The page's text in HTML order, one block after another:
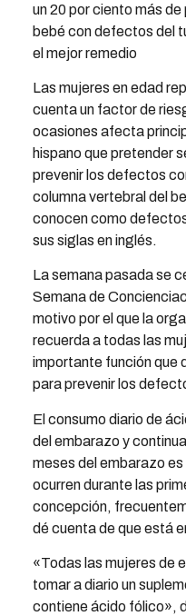
un 20 por ciento más
bebé con defectos del
el mejor remedio
Las mujeres en edad
cuenta un factor de
ocasiones afecta
hispano que pretender
prevenir los defectos
columna vertebral del
conocen como
sus siglas en inglés.
La semana pasada se
Semana de
motivo por el que la
recuerda a todas las
importante función que
para prevenir los
El consumo diario de
del embarazo y
meses del embarazo
ocurren durante las
concepción,
dé cuenta de que está
«Todas las mujeres de
tomar a diario un
contiene ácido fólico»,